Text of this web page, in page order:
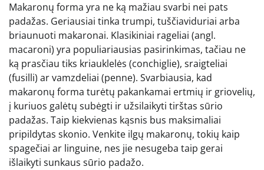
Makaronų forma yra ne ką mažiau svarbi nei pats
padažas. Geriausiai tinka trumpi, tuščiaviduriai arba
briaunuoti makaronai. Klasikiniai rageliai (angl.
macaroni) yra populiariausias pasirinkimas, tačiau ne
ką prasčiau tiks kriauklelės (conchiglie), sraigteliai
(fusilli) ar vamzdeliai (penne). Svarbiausia, kad
makaronų forma turėtų pakankamai ertmių ir griovelių,
į kuriuos galėtų subėgti ir užsilaikyti tirštas sūrio
padažas. Taip kiekvienas kąsnis bus maksimaliai
pripildytas skonio. Venkite ilgų makaronų, tokių kaip
spagečiai ar linguine, nes jie nesugeba taip gerai
išlaikyti sunkaus sūrio padažo.